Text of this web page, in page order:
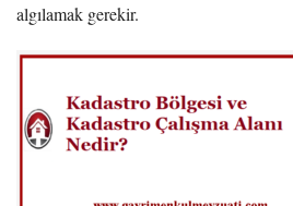
algılamak gerekir.